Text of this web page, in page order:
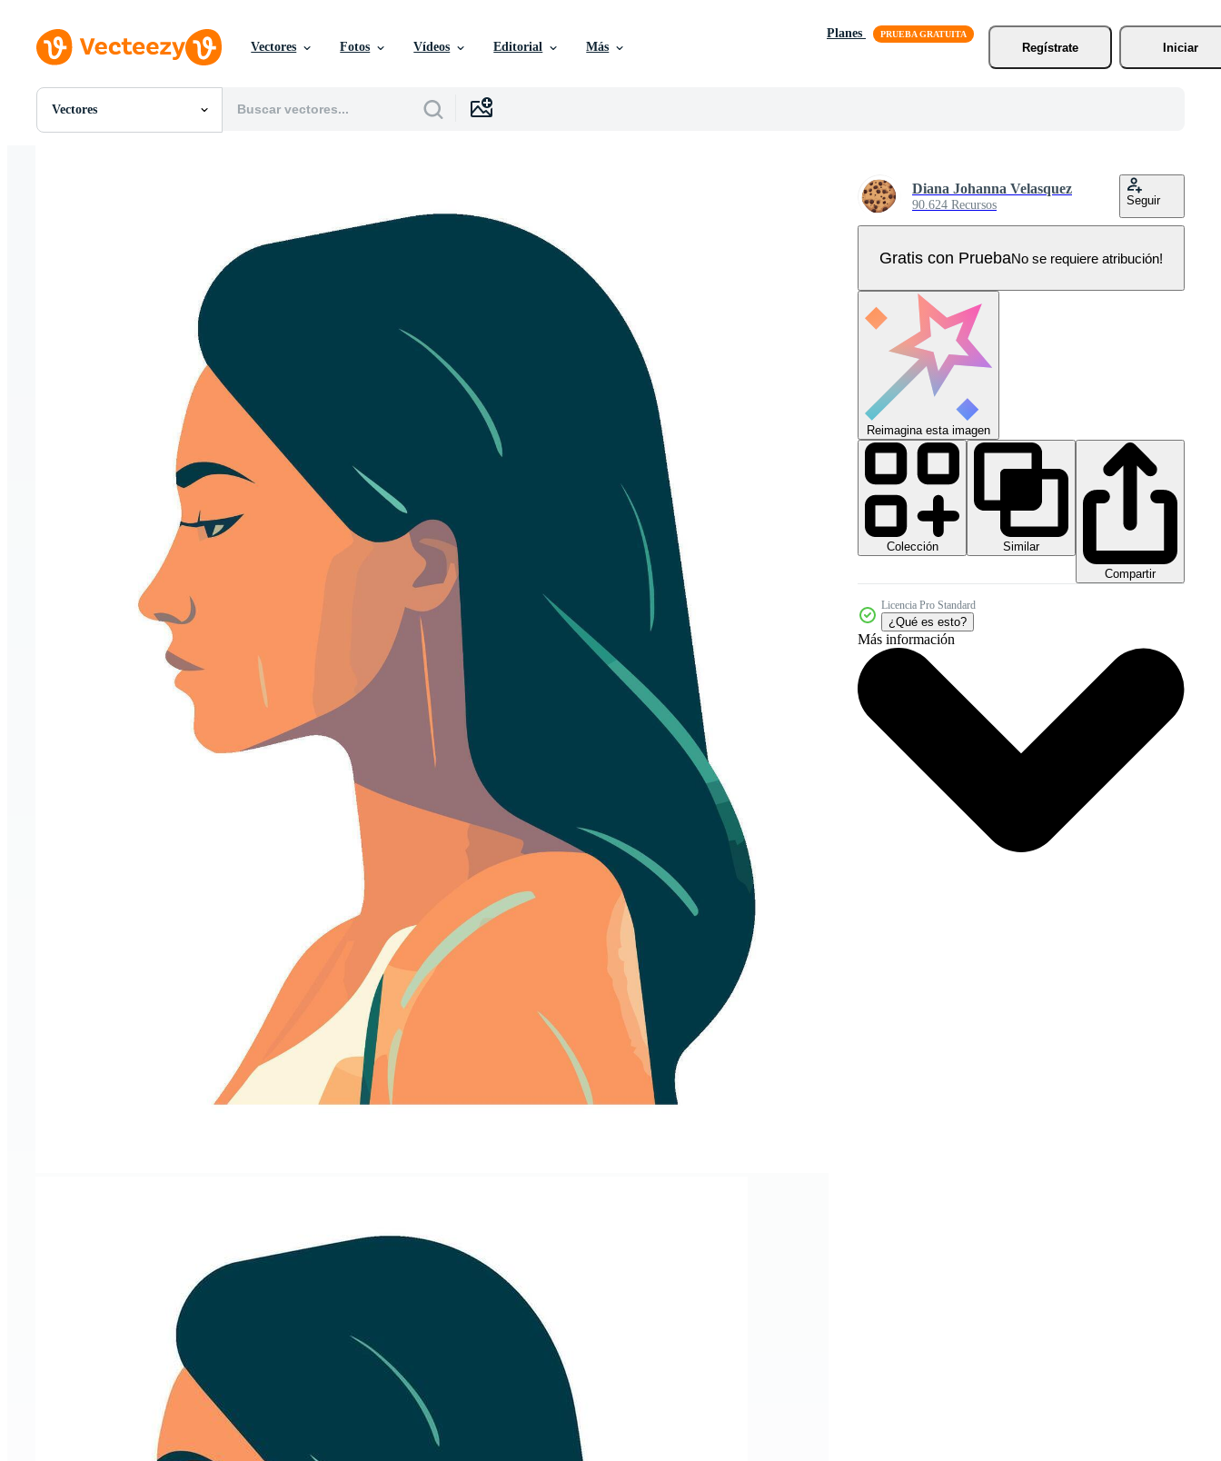
Vectores Fotos Vídeos Editorial Más
Planes
Regístrate
Iniciar
Vectores
Todas Imágenes
Diana Johanna Velasquez
90.624 Recursos Seguir
Gratis con PruebaNo se requiere atribución!
Reimagina esta imagen
Colección
Similar
Compartir
Licencia Pro Standard
¿Qué es esto?
Más información